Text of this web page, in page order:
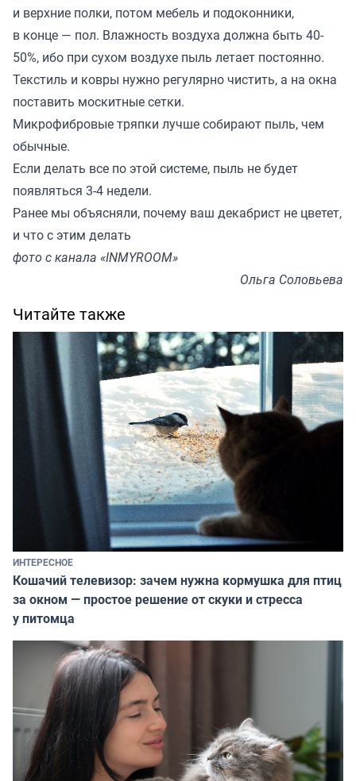
и верхние полки, потом мебель и подоконники,
в конце — пол. Влажность воздуха должна быть 40-
50%, ибо при сухом воздухе пыль летает постоянно.
Текстиль и ковры нужно регулярно чистить, а на окна
поставить москитные сетки.
Микрофибровые тряпки лучше собирают пыль, чем
обычные.
Если делать все по этой системе, пыль не будет
появляться 3-4 недели.
Ранее мы объясняли, почему ваш декабрист не цветет,
и что с этим делать
фото с канала «INMYROOM»
Ольга Соловьева
Читайте также
ИНТЕРЕСНОЕ
Кошачий телевизор: зачем нужна кормушка для птиц
за окном — простое решение от скуки и стресса
у питомца